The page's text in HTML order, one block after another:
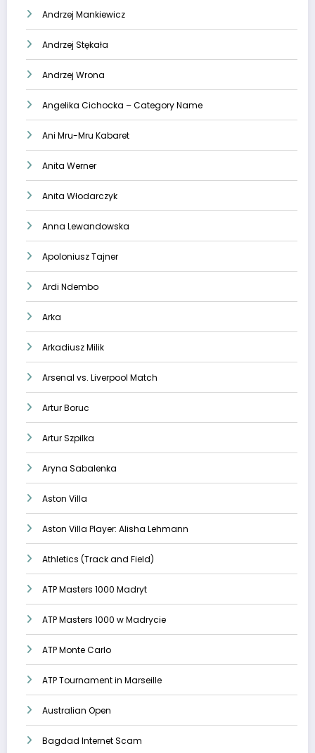
Andrzej Mankiewicz
Andrzej Stękała
Andrzej Wrona
Angelika Cichocka – Category Name
Ani Mru-Mru Kabaret
Anita Werner
Anita Włodarczyk
Anna Lewandowska
Apoloniusz Tajner
Ardi Ndembo
Arka
Arkadiusz Milik
Arsenal vs. Liverpool Match
Artur Boruc
Artur Szpilka
Aryna Sabalenka
Aston Villa
Aston Villa Player: Alisha Lehmann
Athletics (Track and Field)
ATP Masters 1000 Madryt
ATP Masters 1000 w Madrycie
ATP Monte Carlo
ATP Tournament in Marseille
Australian Open
Bagdad Internet Scam